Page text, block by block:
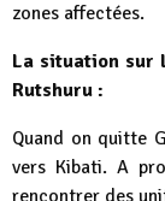
zones affectées.
La situation sur
Rutshuru :
Quand on quitte
vers Kibati. A
rencontrer des